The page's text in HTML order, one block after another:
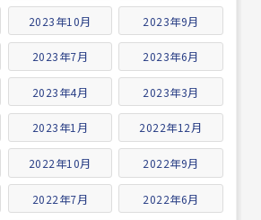
2023年10月 2023年9月
2023年7月 2023年6月
2023年4月 2023年3月
2023年1月 2022年12月
2022年10月 2022年9月
2022年7月 2022年6月